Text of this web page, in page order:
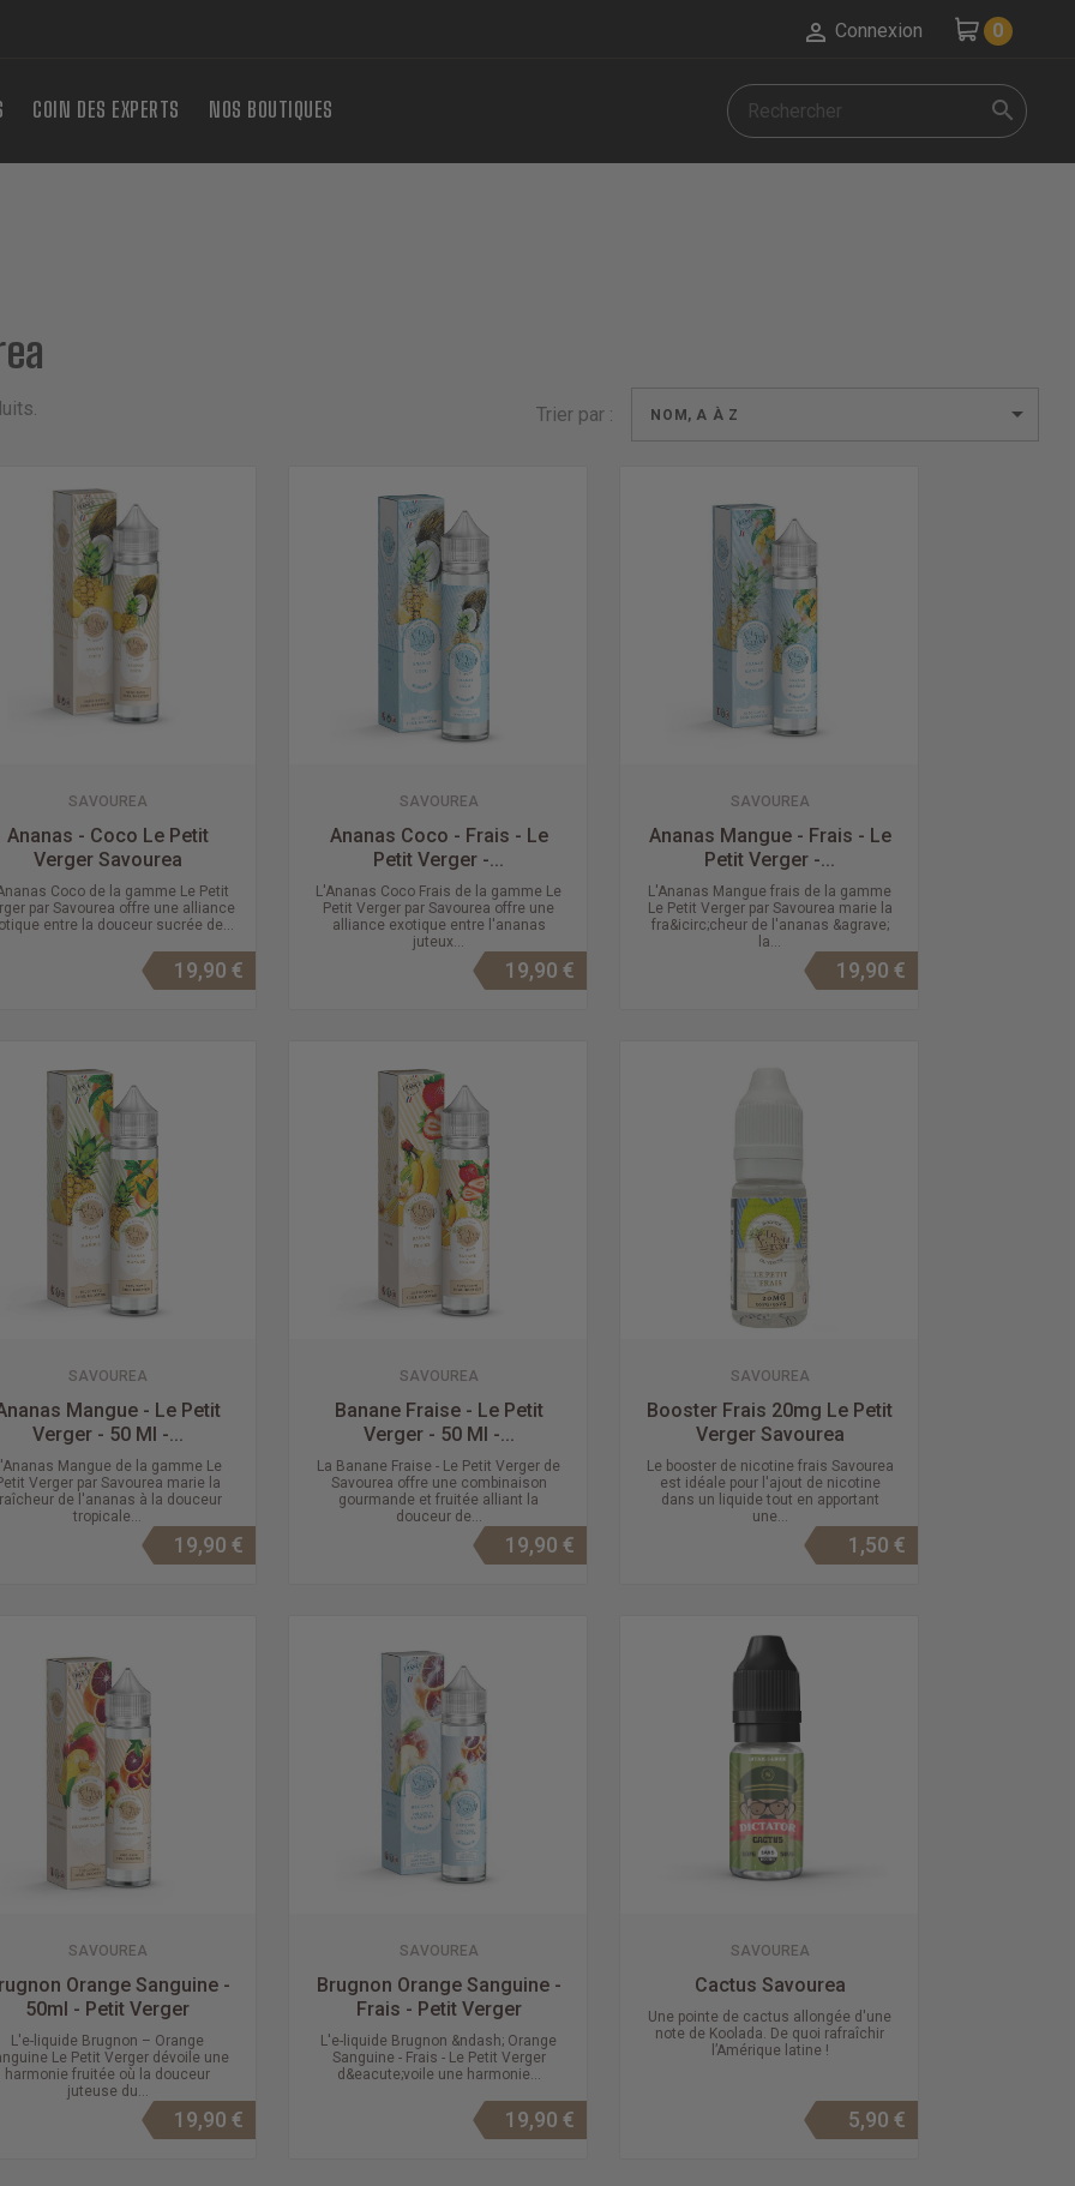
 Connexion 0
COIN DES EXPERTS NOS BOUTIQUES 
Trier par : NOM, A À Z 
SAVOUREA
Ananas - Coco Le Petit
Verger Savourea
Coco de la gamme Le Petit
par Savourea offre une alliance
entre la douceur sucrée de...
19,90 €
SAVOUREA
Ananas Coco - Frais - Le
Petit Verger -...
L'Ananas Coco Frais de la gamme Le
Petit Verger par Savourea offre une
alliance exotique entre l'ananas
juteux...
19,90 €
SAVOUREA
Ananas Mangue - Frais - Le
Petit Verger -...
L'Ananas Mangue frais de la gamme
Le Petit Verger par Savourea marie la
fra&icirc;cheur de l'ananas &agrave;
la...
19,90 €
SAVOUREA
Mangue - Le Petit
Verger - 50 Ml -...
Mangue de la gamme Le
Verger par Savourea marie la
de l'ananas à la douceur
tropicale...
19,90 €
SAVOUREA
Banane Fraise - Le Petit
Verger - 50 Ml -...
La Banane Fraise - Le Petit Verger de
Savourea offre une combinaison
gourmande et fruitée alliant la
douceur de...
19,90 €
SAVOUREA
Booster Frais 20mg Le Petit
Verger Savourea
Le booster de nicotine frais Savourea
est idéale pour l'ajout de nicotine
dans un liquide tout en apportant
une...
1,50 €
SAVOUREA
Orange Sanguine -
50ml - Petit Verger
L'e-liquide Brugnon – Orange
Le Petit Verger dévoile une
harmonie fruitée où la douceur
juteuse du...
19,90 €
SAVOUREA
Brugnon Orange Sanguine -
Frais - Petit Verger
L'e-liquide Brugnon &ndash; Orange
Sanguine - Frais - Le Petit Verger
d&eacute;voile une harmonie...
19,90 €
SAVOUREA
Cactus Savourea
Une pointe de cactus allongée d'une
note de Koolada. De quoi rafraîchir
l’Amérique latine !
5,90 €